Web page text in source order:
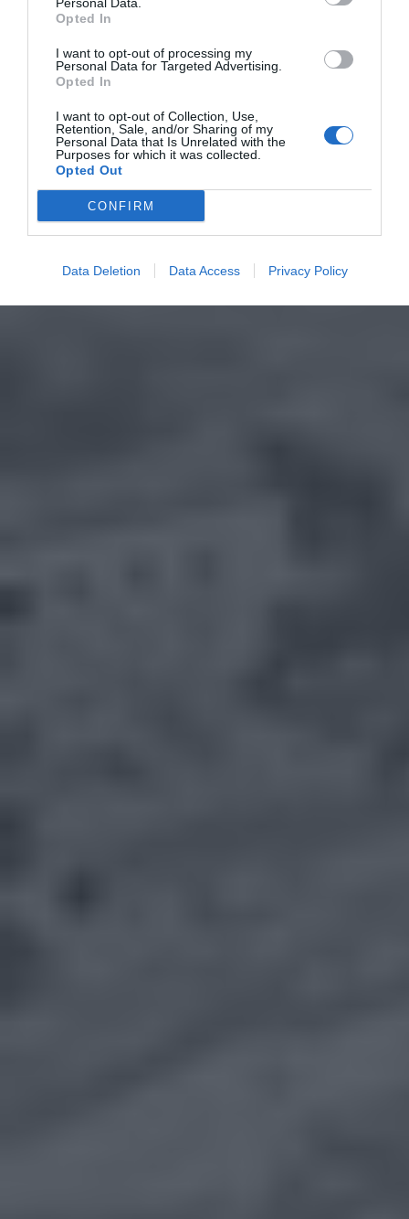
Opted In
I want to opt-out of processing my
Personal Data for Targeted Advertising.
Opted In
I want to opt-out of Collection, Use,
Retention, Sale, and/or Sharing of my
Personal Data that Is Unrelated with the
Purposes for which it was collected.
Opted Out
CONFIRM
Data Deletion Data Access Privacy Policy